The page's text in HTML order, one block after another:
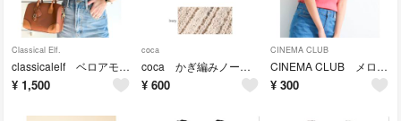
Classical Elf.
classicalelf ベロアモックネックノースリーブ
¥ 1,500
coca
coca かぎ編みノースリーブ
¥ 600
CINEMA CLUB
CINEMA CLUB メローハイネック
¥ 300